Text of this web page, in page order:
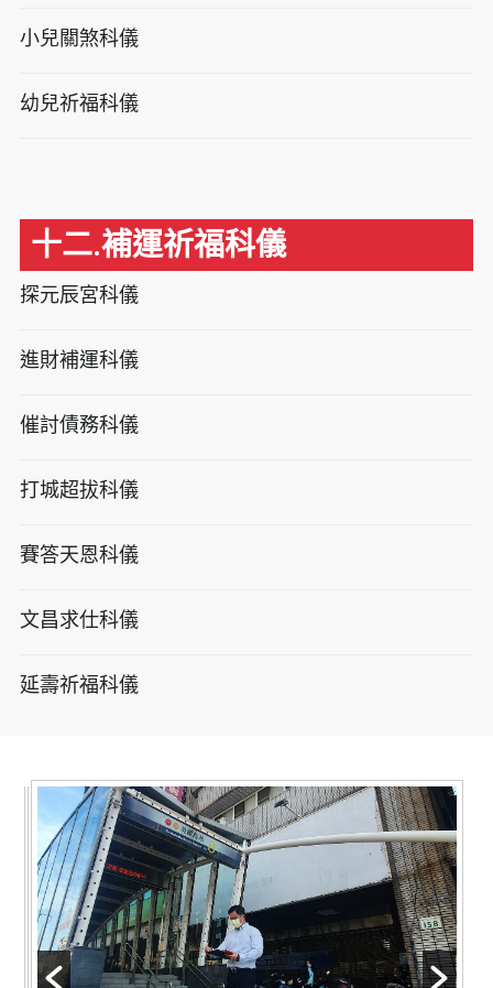
小兒關煞科儀
幼兒祈福科儀
十二.補運祈福科儀
探元辰宮科儀
進財補運科儀
催討債務科儀
打城超拔科儀
賽答天恩科儀
文昌求仕科儀
延壽祈福科儀